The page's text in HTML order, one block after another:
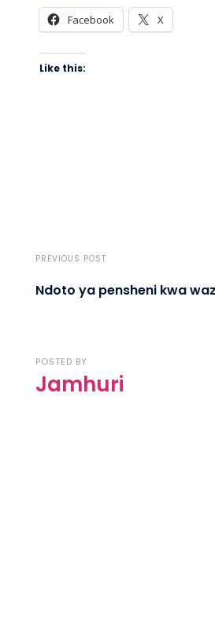
Facebook X
Like this:
PREVIOUS POST
Ndoto ya pensheni kwa
POSTED BY
Jamhuri